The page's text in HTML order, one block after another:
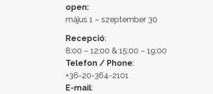
open:
május 1 – szeptember 30
Recepció:
8:00 – 12:00 & 15:00 – 19:00
Telefon / Phone:
+36-20-364-2101
E-mail: